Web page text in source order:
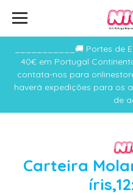
___________🚚 Portes de
40€ em Portugal
contata-nos para
haverá expedições para os
de
Carteira